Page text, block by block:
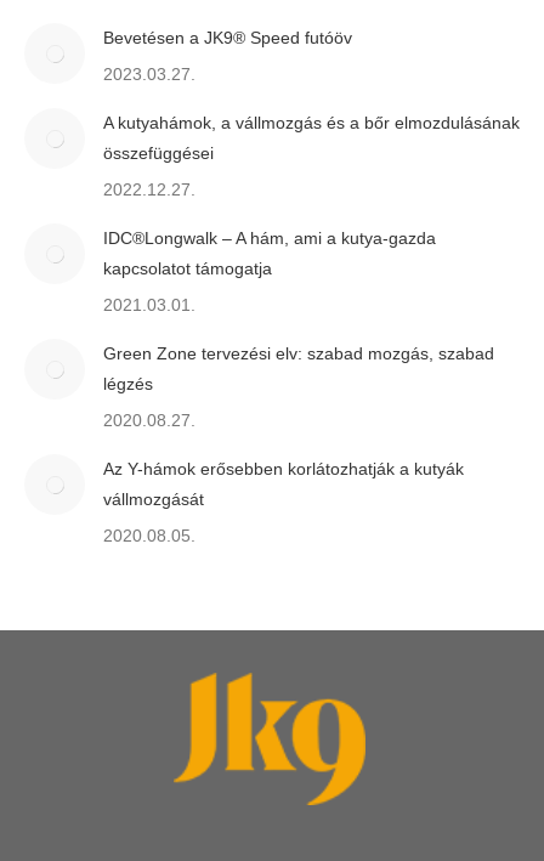
Bevetésen a JK9® Speed futóöv
2023.03.27.
A kutyahámok, a vállmozgás és a bőr elmozdulásának
összefüggései
2022.12.27.
IDC®Longwalk – A hám, ami a kutya-gazda
kapcsolatot támogatja
2021.03.01.
Green Zone tervezési elv: szabad mozgás, szabad
légzés
2020.08.27.
Az Y-hámok erősebben korlátozhatják a kutyák
vállmozgását
2020.08.05.